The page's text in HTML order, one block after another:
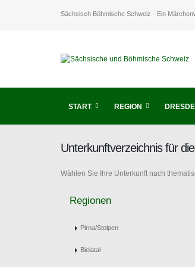
Sächsisch Böhmische Schweiz - Ein
START REGION
Unterkunftverzeichnis für
Wählen Sie Ihre Unterkunft nach
Regionen
Pirna/Stolpen
Bielatal